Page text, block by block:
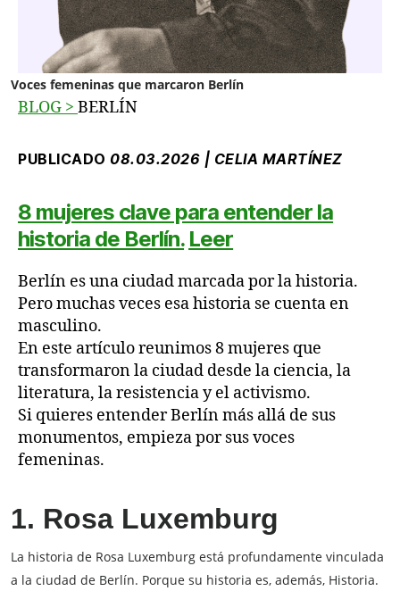
Voces femeninas que marcaron Berlín
BLOG > BERLÍN
PUBLICADO 08.03.2026 | CELIA MARTÍNEZ
8 mujeres clave para entender la
historia de Berlín. Leer
Berlín es una ciudad marcada por la historia.
Pero muchas veces esa historia se cuenta en
masculino.
En este artículo reunimos 8 mujeres que
transformaron la ciudad desde la ciencia, la
literatura, la resistencia y el activismo.
Si quieres entender Berlín más allá de sus
monumentos, empieza por sus voces
femeninas.
1. Rosa Luxemburg
La historia de Rosa Luxemburg está profundamente vinculada
a la ciudad de Berlín. Porque su historia es, además, Historia.